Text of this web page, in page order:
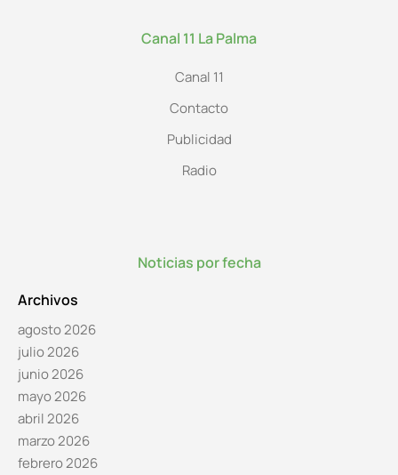
Canal 11 La Palma
Canal 11
Contacto
Publicidad
Radio
Noticias por fecha
Archivos
agosto 2026
julio 2026
junio 2026
mayo 2026
abril 2026
marzo 2026
febrero 2026